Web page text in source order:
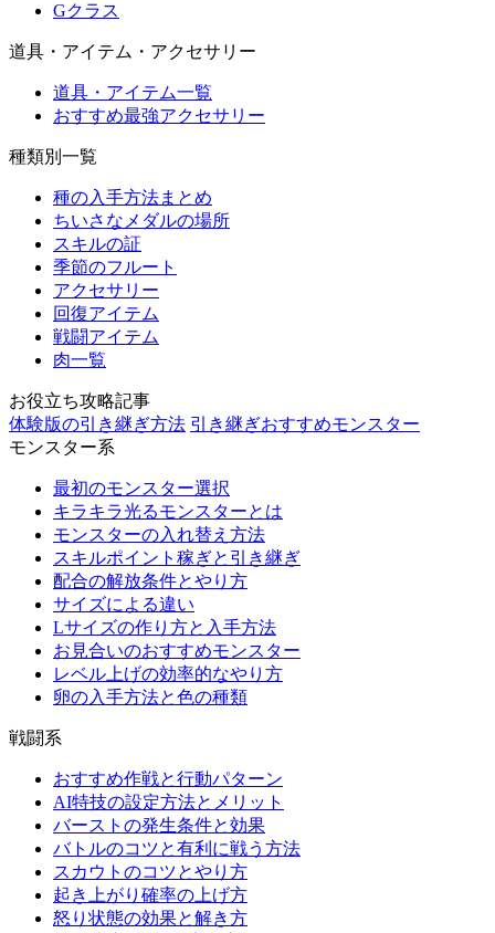
Gクラス
道具・アイテム・アクセサリー
道具・アイテム一覧
おすすめ最強アクセサリー
種類別一覧
種の入手方法まとめ
ちいさなメダルの場所
スキルの証
季節のフルート
アクセサリー
回復アイテム
戦闘アイテム
肉一覧
お役立ち攻略記事
体験版の引き継ぎ方法 引き継ぎおすすめモンスター
モンスター系
最初のモンスター選択
キラキラ光るモンスターとは
モンスターの入れ替え方法
スキルポイント稼ぎと引き継ぎ
配合の解放条件とやり方
サイズによる違い
Lサイズの作り方と入手方法
お見合いのおすすめモンスター
レベル上げの効率的なやり方
卵の入手方法と色の種類
戦闘系
おすすめ作戦と行動パターン
AI特技の設定方法とメリット
バーストの発生条件と効果
バトルのコツと有利に戦う方法
スカウトのコツとやり方
起き上がり確率の上げ方
怒り状態の効果と解き方